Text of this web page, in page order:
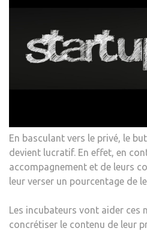
En basculant vers le privé, le
devient lucratif. En effet, en
accompagnement et de leurs
leur verser un pourcentage de
Les incubateurs vont aider ces
concrétiser le contenu de leur